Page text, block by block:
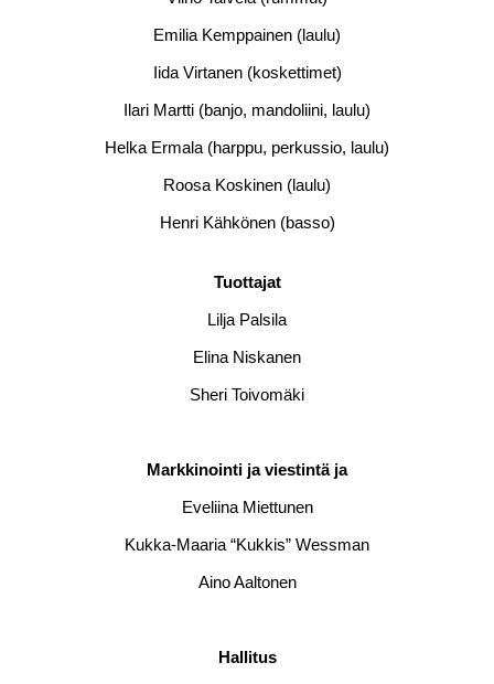
Emilia Kemppainen (laulu)
Iida Virtanen (koskettimet)
Ilari Martti (banjo, mandoliini, laulu)
Helka Ermala (harppu, perkussio, laulu)
Roosa Koskinen (laulu)
Henri Kähkönen (basso)
Tuottajat
Lilja Palsila
Elina Niskanen
Sheri Toivomäki
Markkinointi ja viestintä ja
Eveliina Miettunen
Kukka-Maaria “Kukkis” Wessman
Aino Aaltonen
Hallitus